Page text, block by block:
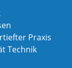
Praxis
Technik